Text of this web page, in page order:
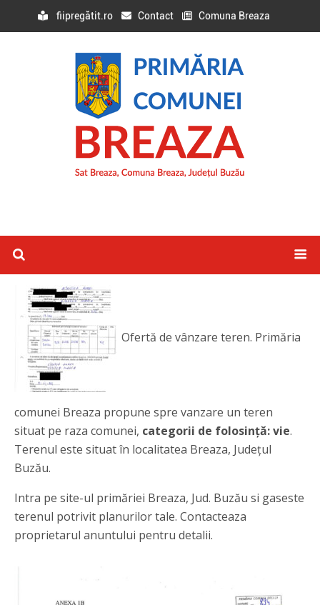
fiipregătit.ro Contact Comuna Breaza
Ofertă de vânzare teren. Primăria
comunei Breaza propune spre vanzare un teren
situat pe raza comunei, categorii de folosință: vie.
Terenul este situat în localitatea Breaza, Județul
Buzău.
Intra pe site-ul primăriei Breaza, Jud. Buzău si gaseste
terenul potrivit planurilor tale. Contacteaza
proprietarul anuntului pentru detalii.